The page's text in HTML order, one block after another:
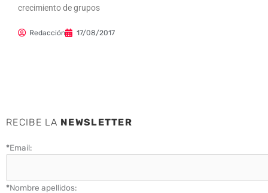
crecimiento de grupos
Redacción 17/08/2017
RECIBE LA NEWSLETTER
*Email:
*Nombre apellidos: